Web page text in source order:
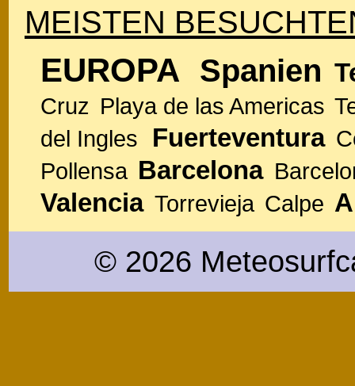
MEISTEN
EUROPA Spanien
Cruz Playa de las Americas
del Ingles
Fuerteventura
Pollensa Barcelona
Valencia Torrevieja Calpe
© 2026